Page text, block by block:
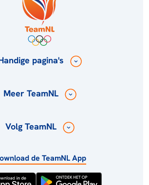
pagina's
Meer TeamNL
Volg TeamNL
de TeamNL App